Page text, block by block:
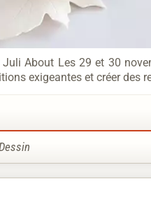
Juli About Les 29 et 30
exigeantes et créer des